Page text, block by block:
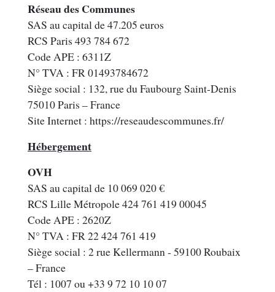
Réseau des Communes
SAS au capital de 47.205 euros
RCS Paris 493 784 672
Code APE : 6311Z
N° TVA : FR 01493784672
Siège social : 132, rue du Faubourg Saint-Denis
75010 Paris – France
Site Internet : https://reseaudescommunes.fr/
Hébergement
OVH
SAS au capital de 10 069 020 €
RCS Lille Métropole 424 761 419 00045
Code APE : 2620Z
N° TVA : FR 22 424 761 419
Siège social : 2 rue Kellermann - 59100 Roubaix
– France
Tél : 1007 ou +33 9 72 10 10 07